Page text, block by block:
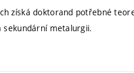
získá doktorand potřebné
sekundární metalurgii.